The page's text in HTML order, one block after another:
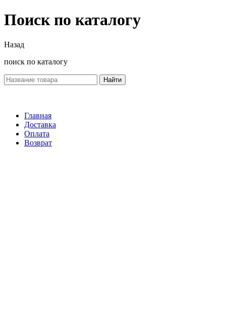
Поиск по каталогу
Назад
поиск по каталогу
Найти
Главная
Доставка
Оплата
Возврат